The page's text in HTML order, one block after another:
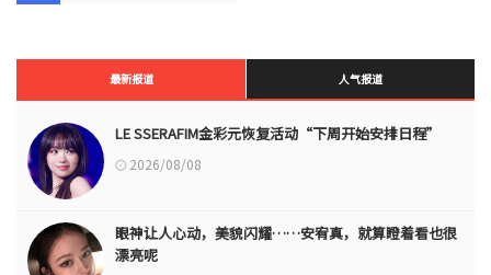
最新报道 人气报道
LE SSERAFIM金彩元恢复活动“下周开始安排日程”
2026/08/08
眼神让人心动，美貌闪耀……安宥真，就算瞪着看也很
漂亮呢